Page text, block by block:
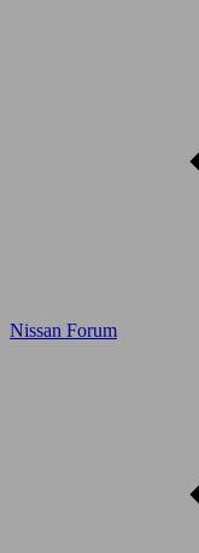
Nissan Forum